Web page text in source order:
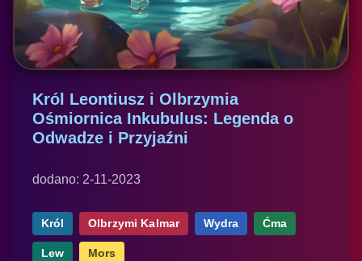
Król Leontiusz i Olbrzymia
Ośmiornica Inkubulus: Legenda o
Odwadze i Przyjaźni
dodano: 2-11-2023
Król Olbrzymi Kalmar Wydra Ćma
Lew Mors